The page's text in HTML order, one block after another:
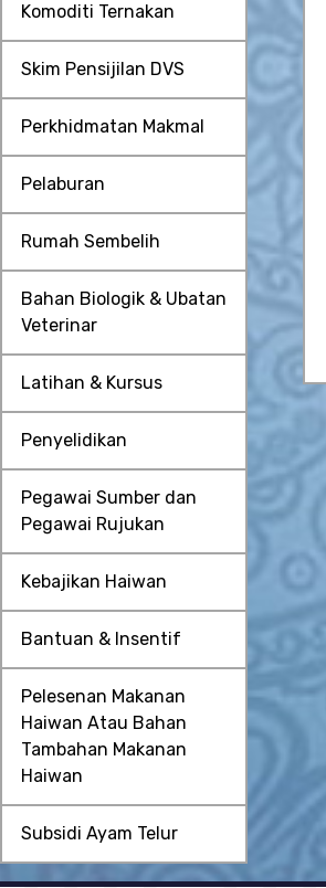
Komoditi Ternakan
Skim Pensijilan DVS
Perkhidmatan Makmal
Pelaburan
Rumah Sembelih
Bahan Biologik & Ubatan
Veterinar
Latihan & Kursus
Penyelidikan
Pegawai Sumber dan
Pegawai Rujukan
Kebajikan Haiwan
Bantuan & Insentif
Pelesenan Makanan
Haiwan Atau Bahan
Tambahan Makanan
Haiwan
Subsidi Ayam Telur